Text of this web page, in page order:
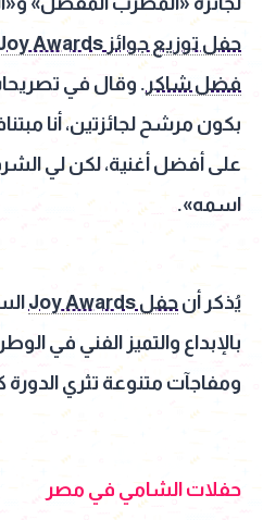
حفل توزيع جوائز Joy Awards
فضل شاكر . وقال في
بكون مرشح لجائزتين، أنا
على أفضل أغنية، لكن لي
اسمه».
يُذكر أن حفل Joy Awards
بالإبداع والتميز الفني في
ومفاجآت متنوعة تثري الدورة
حفلات الشامي في مصر